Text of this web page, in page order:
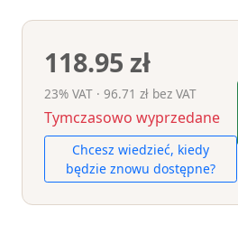
118.95 zł
23% VAT · 96.71 zł bez VAT
Tymczasowo wyprzedane
Chcesz wiedzieć, kiedy
będzie znowu dostępne?